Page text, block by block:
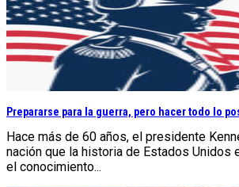
Prepararse para la guerra, pero hacer todo lo
Hace más de 60 años, el presidente
nación que la historia de Estados Unidos
el conocimiento...